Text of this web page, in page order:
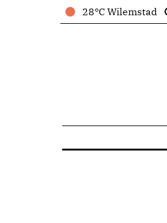
28°C Wilemstad